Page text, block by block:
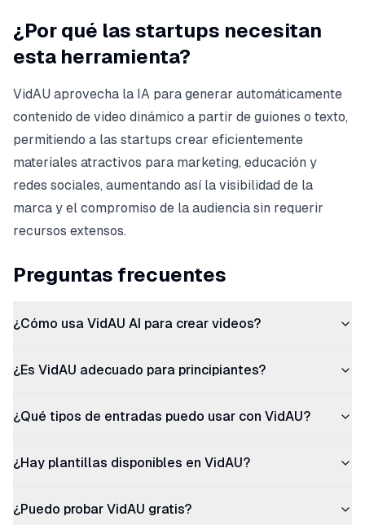
¿Por qué las startups necesitan
esta herramienta?
VidAU aprovecha la IA para generar automáticamente
contenido de video dinámico a partir de guiones o texto,
permitiendo a las startups crear eficientemente
materiales atractivos para marketing, educación y
redes sociales, aumentando así la visibilidad de la
marca y el compromiso de la audiencia sin requerir
recursos extensos.
Preguntas frecuentes
¿Cómo usa VidAU AI para crear videos?
¿Es VidAU adecuado para principiantes?
¿Qué tipos de entradas puedo usar con VidAU?
¿Hay plantillas disponibles en VidAU?
¿Puedo probar VidAU gratis?